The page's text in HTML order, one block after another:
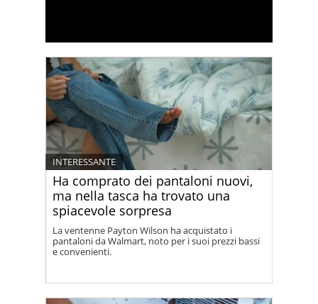
Ha comprato dei pantaloni nuovi,
ma nella tasca ha trovato una
spiacevole sorpresa
INTERESSANTE
La ventenne Payton Wilson ha acquistato i
pantaloni da Walmart, noto per i suoi prezzi bassi
e convenienti.